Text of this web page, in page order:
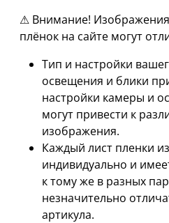
⚠ Внимание!
плёнок на сайте могут
Тип и настройки
освещения и блики
настройки камеры и
могут привести к
изображения.
Каждый лист пленки
индивидуально и
к тому же в разных
незначительно
артикула.